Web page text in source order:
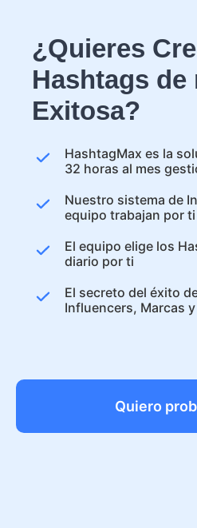
¿Quieres
Hashtags de
Exitosa?
HashtagMax es la
32 horas al mes
Nuestro sistema de
equipo trabajan por ti
El equipo elige los
diario por ti
El secreto del éxito
Influencers, Marcas
Quiero